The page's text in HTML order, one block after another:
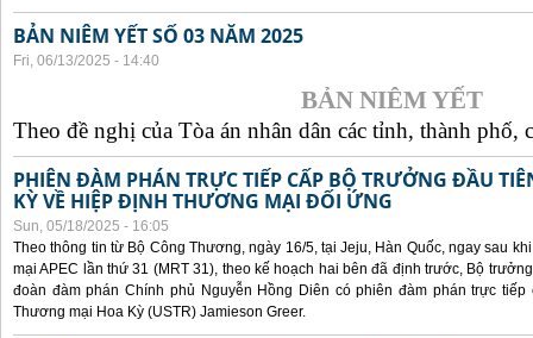
BẢN NIÊM YẾT SỐ 03 NĂM 2025
Fri, 06/13/2025 - 14:40
BẢN NIÊM YẾT
Theo đề nghị của Tòa án nhân dân các tỉnh, thành phố,
PHIÊN ĐÀM PHÁN TRỰC TIẾP CẤP BỘ TRƯỞNG ĐẦU
KỲ VỀ HIỆP ĐỊNH THƯƠNG MẠI ĐỐI ỨNG
Sun, 05/18/2025 - 16:05
Theo thông tin từ Bộ Công Thương, ngày 16/5, tại Jeju, Hàn Quốc, ngay sau
mại APEC lần thứ 31 (MRT 31), theo kế hoạch hai bên đã định trước, Bộ
đoàn đàm phán Chính phủ Nguyễn Hồng Diên có phiên đàm phán trực
Thương mại Hoa Kỳ (USTR) Jamieson Greer.